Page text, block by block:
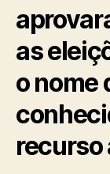
as
o nome
recurso